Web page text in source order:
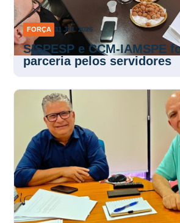
FORÇA 31 JUL 2026
SISPESP e CCM-IAMSPE
parceria pelos servidores